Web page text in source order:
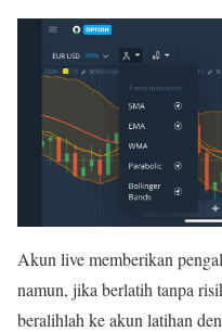
Akun live memberikan
namun, jika berlatih tanpa
beralihlah ke akun latihan